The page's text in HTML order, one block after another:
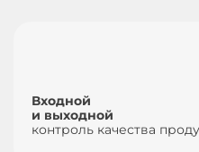
Входной
и выходной
контроль качества